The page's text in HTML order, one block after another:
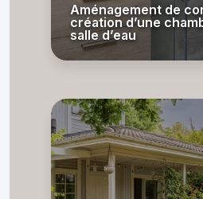
Aménagement de
création d’une
salle d’eau